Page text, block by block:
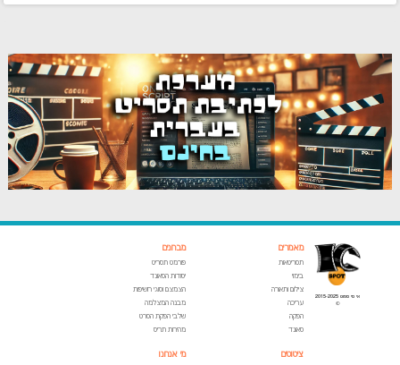
אי סי ספוט 2015-2025
©
מאמרים
תסריטאות
בימוי
צילום ותאורה
עריכה
הפקה
סאונד
מבחנים
פורמט תסריט
יסודות הסאונד
הצמצם וסוגי חשיפות
מבנה המצלמה
שלבי הפקת הסרט
מהירות תריס
ציטוטים מי אנחנו